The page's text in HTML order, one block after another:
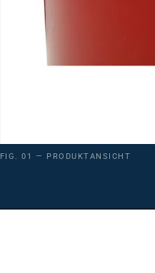
FIG. 01 — PRODUKTANSICHT